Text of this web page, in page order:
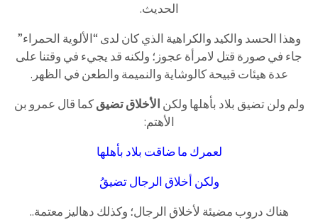
الحديث.
وهذا الحسد والكيد والكراهية الذي كان لدى “الألوية الحمراء”
جاء في صورة قتل لامرأة عجوز؛ ولكنه قد يجيء في وقتنا على
عدة هيئات قبيحة كالوشاية والنميمة والطعن في الظهر.
ولم ولن تضيق بلاد بأهلها ولكن الأخلاق تضيقكما قال عمرو بن
الأهتم:
لعمرك ما ضاقت بلاد بأهلها
ولكن أخلاق الرجال تضيقُ
هناك دروب مضيئة لأخلاق الرجال؛ وكذلك دهاليز معتمة..